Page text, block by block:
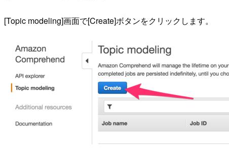
[Topic modeling]画面で[Create]ボタンをクリックします。